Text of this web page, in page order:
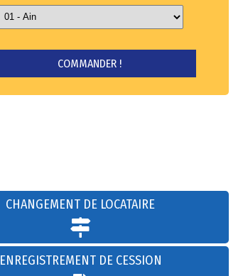
CHANGEMENT DE LOCATAIRE
ENREGISTREMENT DE CESSION